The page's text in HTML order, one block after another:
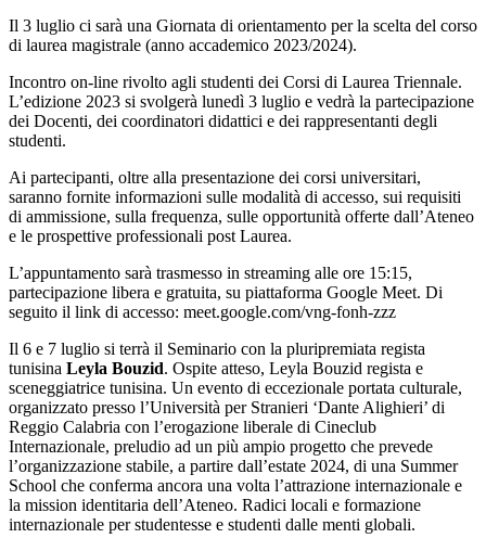
Il 3 luglio ci sarà una Giornata di orientamento per la scelta del corso
di laurea magistrale (anno accademico 2023/2024).
Incontro on-line rivolto agli studenti dei Corsi di Laurea Triennale.
L’edizione 2023 si svolgerà lunedì 3 luglio e vedrà la partecipazione
dei Docenti, dei coordinatori didattici e dei rappresentanti degli
studenti.
Ai partecipanti, oltre alla presentazione dei corsi universitari,
saranno fornite informazioni sulle modalità di accesso, sui requisiti
di ammissione, sulla frequenza, sulle opportunità offerte dall’Ateneo
e le prospettive professionali post Laurea.
L’appuntamento sarà trasmesso in streaming alle ore 15:15,
partecipazione libera e gratuita, su piattaforma Google Meet. Di
seguito il link di accesso: meet.google.com/vng-fonh-zzz
Il 6 e 7 luglio si terrà il Seminario con la pluripremiata regista
tunisina Leyla Bouzid. Ospite atteso, Leyla Bouzid regista e
sceneggiatrice tunisina. Un evento di eccezionale portata culturale,
organizzato presso l’Università per Stranieri ‘Dante Alighieri’ di
Reggio Calabria con l’erogazione liberale di Cineclub
Internazionale, preludio ad un più ampio progetto che prevede
l’organizzazione stabile, a partire dall’estate 2024, di una Summer
School che conferma ancora una volta l’attrazione internazionale e
la mission identitaria dell’Ateneo. Radici locali e formazione
internazionale per studentesse e studenti dalle menti globali.